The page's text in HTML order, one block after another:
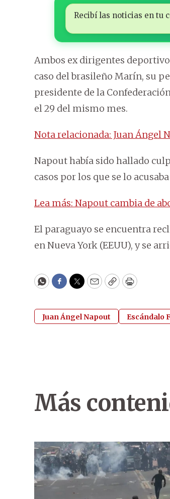
Recibí las noticias en tu
Ambos ex dirigentes
caso del brasileño Marín, su
presidente de la
el 29 del mismo mes.
Nota relacionada: Juan Ángel
Napout había sido hallado
casos por los que se lo
Lea más: Napout cambia de
El paraguayo se encuentra
en Nueva York (EEUU), y se
WhatsApp
Facebook
Twitter
EmailCopyPrint
Juan Ángel Napout Escándalo
Más